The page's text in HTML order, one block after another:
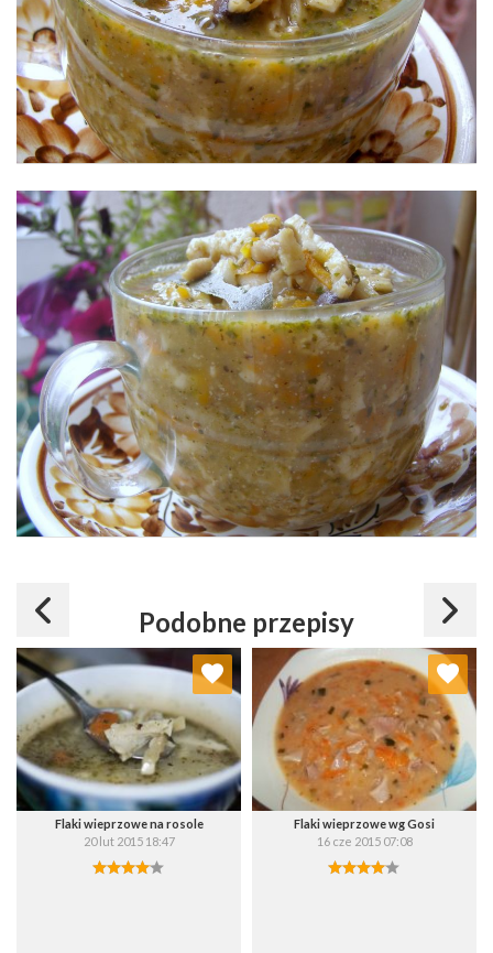
Podobne przepisy
Flaki wieprzowe na rosole
20 lut 2015 18:47
Dodaj do ulubionych
Wybierz listę:
Flaki wieprzowe wg Gosi
16 cze 2015 07:08
Dodaj do ulubionych
Wybierz listę: